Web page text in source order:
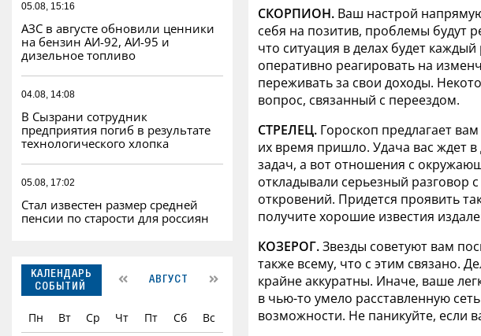
05.08, 15:16
АЗС в августе обновили ценники
на бензин АИ-92, АИ-95 и
дизельное топливо
04.08, 14:08
В Сызрани сотрудник
предприятия погиб в результате
технологического хлопка
05.08, 17:02
Стал известен размер средней
пенсии по старости для россиян
КАЛЕНДАРЬ
СОБЫТИЙ
АВГУСТ
Пн Вт Ср Чт Пт Сб Вс
СКОРПИОН. Ваш настрой
себя на позитив, проблемы будут
что ситуация в делах будет
оперативно реагировать на
переживать за свои доходы.
вопрос, связанный с переездом.
СТРЕЛЕЦ. Гороскоп предлагает
их время пришло. Удача вас ждет
задач, а вот отношения с
откладывали серьезный разговор
откровений. Придется проявить
получите хорошие известия
КОЗЕРОГ.Звезды советуют вам
также всему, что с этим связано.
крайне аккуратны. Иначе, ваше
в чью-то умело расставленную
возможности. Не паникуйте, если